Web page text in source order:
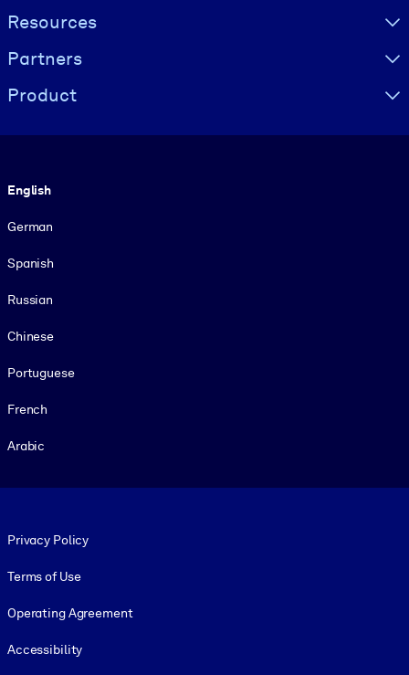
Resources
Partners
Product
English
German
Spanish
Russian
Chinese
Portuguese
French
Arabic
Privacy Policy
Terms of Use
Operating Agreement
Accessibility